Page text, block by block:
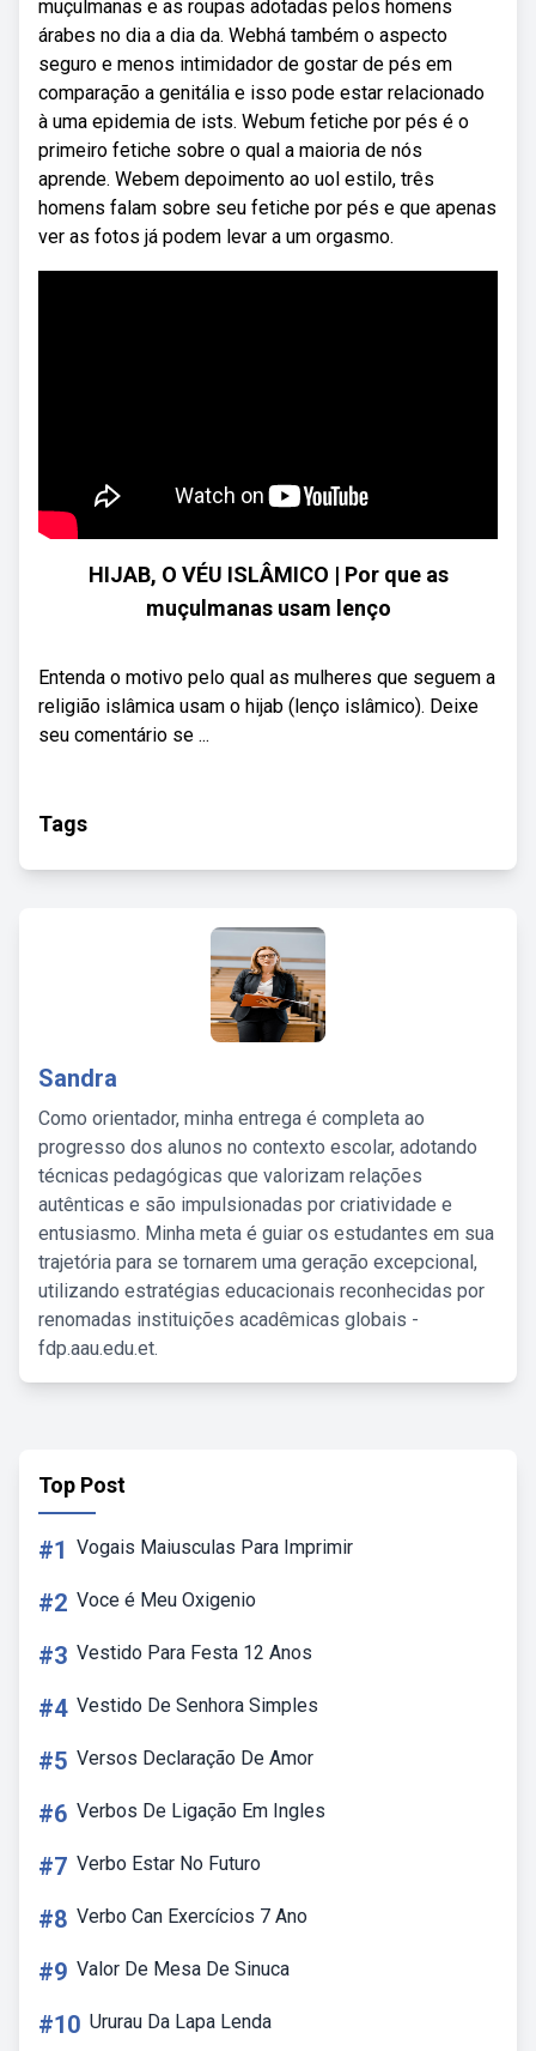
muçulmanas e as roupas adotadas pelos homens
árabes no dia a dia da. Webhá também o aspecto
seguro e menos intimidador de gostar de pés em
comparação a genitália e isso pode estar relacionado
à uma epidemia de ists. Webum fetiche por pés é o
primeiro fetiche sobre o qual a maioria de nós
aprende. Webem depoimento ao uol estilo, três
homens falam sobre seu fetiche por pés e que apenas
ver as fotos já podem levar a um orgasmo.
HIJAB, O VÉU ISLÂMICO | Por que as
muçulmanas usam lenço
Entenda o motivo pelo qual as mulheres que seguem a
religião islâmica usam o hijab (lenço islâmico). Deixe
seu comentário se ...
Tags
Sandra
Como orientador, minha entrega é completa ao
progresso dos alunos no contexto escolar, adotando
técnicas pedagógicas que valorizam relações
autênticas e são impulsionadas por criatividade e
entusiasmo. Minha meta é guiar os estudantes em sua
trajetória para se tornarem uma geração excepcional,
utilizando estratégias educacionais reconhecidas por
renomadas instituições acadêmicas globais -
fdp.aau.edu.et.
Top Post
#1 Vogais Maiusculas Para Imprimir
#2 Voce é Meu Oxigenio
#3 Vestido Para Festa 12 Anos
#4 Vestido De Senhora Simples
#5 Versos Declaração De Amor
#6 Verbos De Ligação Em Ingles
#7 Verbo Estar No Futuro
#8 Verbo Can Exercícios 7 Ano
#9 Valor De Mesa De Sinuca
#10 Ururau Da Lapa Lenda